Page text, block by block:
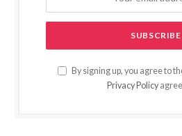
By signing up, you agree to
Privacy Policy